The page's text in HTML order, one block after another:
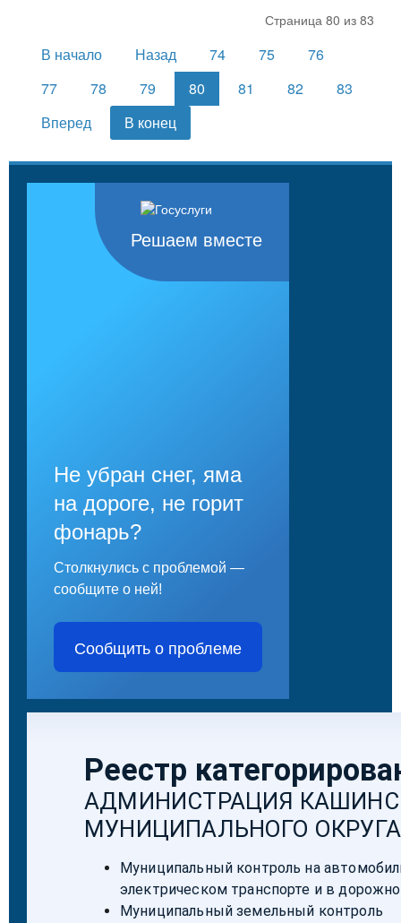
Страница 80 из 83
В начало Назад 74 75
76
77
78 79 80 81 82
83
Вперед
В конец
Решаем вместе
Не убран снег, яма
на дороге, не горит
фонарь?
Столкнулись с проблемой —
сообщите о ней!
Сообщить о проблеме